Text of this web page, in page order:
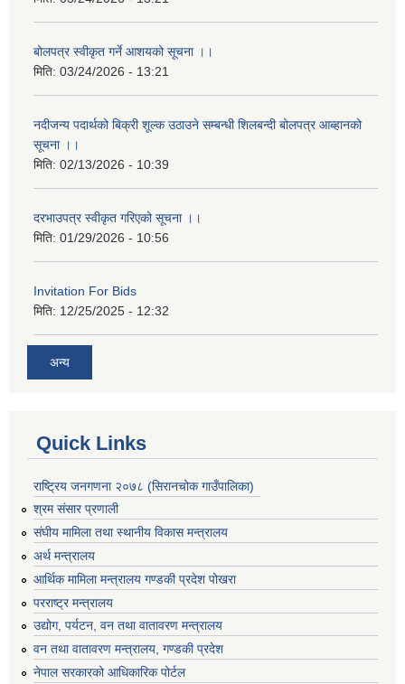
बोलपत्र स्वीकृत गर्ने आशयको सूचना ।।
मिति: 03/24/2026 - 13:21
नदीजन्य पदार्थको बिक्री शूल्क उठाउने सम्बन्धी शिलबन्दी बोलपत्र आब्हानको
सूचना ।।
मिति: 02/13/2026 - 10:39
दरभाउपत्र स्वीकृत गरिएको सूचना ।।
मिति: 01/29/2026 - 10:56
Invitation For Bids
मिति: 12/25/2025 - 12:32
अन्य
Quick Links
राष्ट्रिय जनगणना २०७८ (सिरानचोक गाउँपालिका)
श्रम संसार प्रणाली
संघीय मामिला तथा स्थानीय विकास मन्त्रालय
अर्थ मन्त्रालय
आर्थिक मामिला मन्त्रालय गण्डकी प्रदेश पोखरा
परराष्ट्र मन्त्रालय
उद्योग, पर्यटन, वन तथा वातावरण मन्त्रालय
वन तथा वातावरण मन्त्रालय, गण्डकी प्रदेश
नेपाल सरकारको आधिकारिक पोर्टल